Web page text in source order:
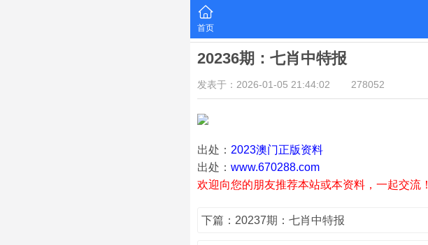
首页
20236期：七肖中特报
发表于：2026-01-05 21:44:02 278052
出处： 2023澳门正版资料
出处： www.670288.com
欢迎向您的朋友推荐本站或本资料，一起交流！
下篇：20237期：七肖中特报